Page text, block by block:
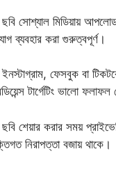
সোশ্যাল মিডিয়ায়
ব্যবহার করা গুরুত্বপূর্ণ।
ফেসবুক বা
টার্গেটিং ভালো ফলাফল
শেয়ার করার সময়
নিরাপত্তা বজায় থাকে।